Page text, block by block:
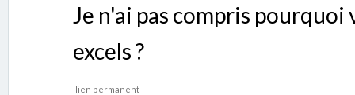
Je n'ai pas compris
excels ?
lien permanent